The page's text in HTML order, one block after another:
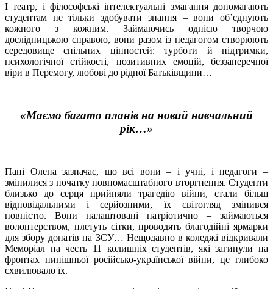
І театр, і філософські інтелектуальні змагання допомагають
студентам не тільки здобувати знання – вони об’єднують
кожного з кожним. Займаючись однією творчою
дослідницькою справою, вони разом із педагогом створюють
середовище спільних цінностей: турботи й підтримки,
психологічної стійкості, позитивних емоцій, беззаперечної
віри в Перемогу, любові до рідної Батьківщини…
«Маємо багато планів на новий навчальний
рік…»
Пані Олена зазначає, що всі вони – і учні, і педагоги –
змінилися з початку повномасштабного вторгнення. Студенти
близько до серця прийняли трагедію війни, стали більш
відповідальними і серйозними, їх світогляд змінився
повністю. Вони налаштовані патріотично – займаються
волонтерством, плетуть сітки, проводять благодійні ярмарки
для збору донатів на ЗСУ… Нещодавно в коледжі відкривали
Меморіал на честь 11 колишніх студентів, які загинули на
фронтах нинішньої російсько-української війни, це глибоко
схвилювало їх.